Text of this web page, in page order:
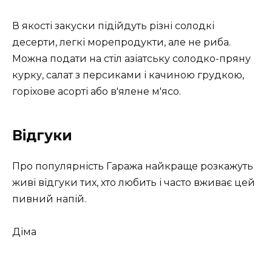
В якості закуски підійдуть різні солодкі
десерти, легкі морепродукти, але не риба.
Можна подати на стіл азіатську солодко-пряну
курку, салат з персиками і качиною грудкою,
горіхове асорті або в'ялене м'ясо.
Відгуки
Про популярність Гаража найкраще розкажуть
живі відгуки тих, хто любить і часто вживає цей
пивний напій.
Діма